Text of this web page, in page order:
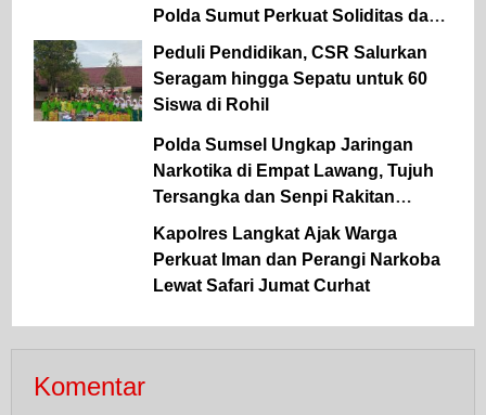
Polda Sumut Perkuat Soliditas dan
Semangat Pengabdian Personel
Peduli Pendidikan, CSR Salurkan
Seragam hingga Sepatu untuk 60
Siswa di Rohil
Polda Sumsel Ungkap Jaringan
Narkotika di Empat Lawang, Tujuh
Tersangka dan Senpi Rakitan
Diamankan
Kapolres Langkat Ajak Warga
Perkuat Iman dan Perangi Narkoba
Lewat Safari Jumat Curhat
Komentar